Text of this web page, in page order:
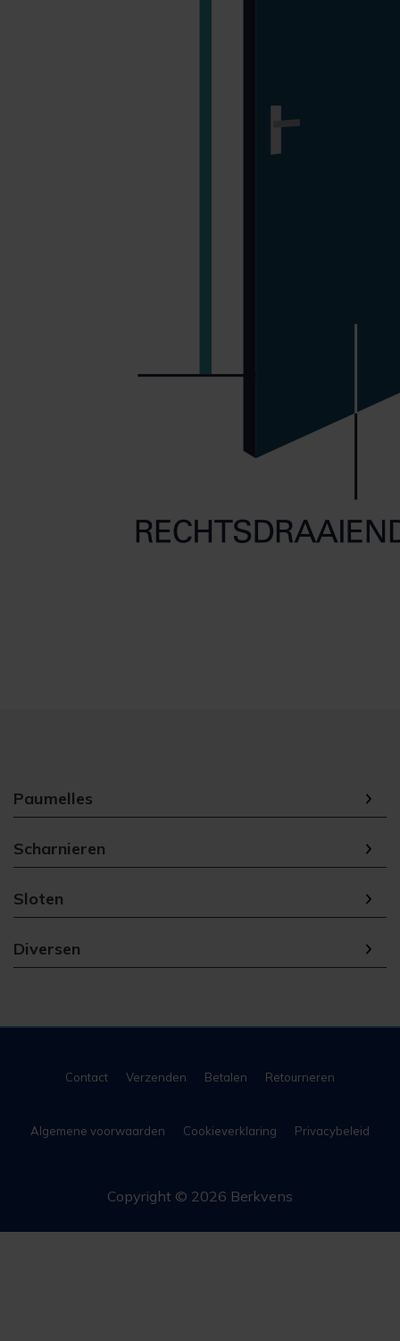
Paumelles
Scharnieren
Sloten
Diversen
Contact Verzenden Betalen Retourneren
Algemene voorwaarden Cookieverklaring Privacybeleid
Copyright © 2026 Berkvens